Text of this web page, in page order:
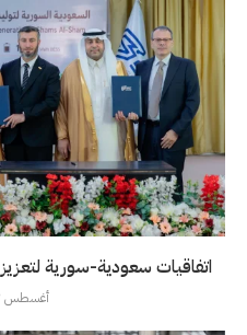
اتفاقيات سعودية-سورية
أغسطس 7, 2026